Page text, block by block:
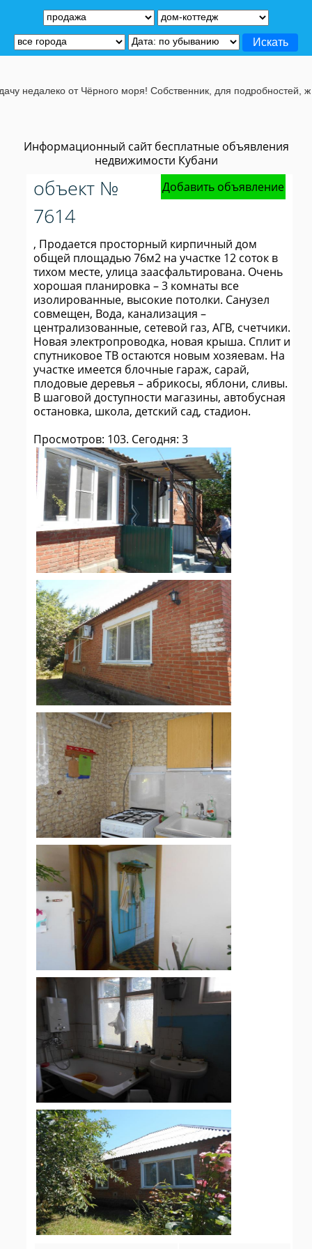
Информационный сайт бесплатные объявления
недвижимости Кубани
Добавить объявление
объект №
7614
, Продается просторный кирпичный дом
общей площадью 76м2 на участке 12 соток в
тихом месте, улица заасфальтирована. Очень
хорошая планировка – 3 комнаты все
изолированные, высокие потолки. Санузел
совмещен, Вода, канализация –
централизованные, сетевой газ, АГВ, счетчики.
Новая электропроводка, новая крыша. Сплит и
спутниковое ТВ остаются новым хозяевам. На
участке имеется блочные гараж, сарай,
плодовые деревья – абрикосы, яблони, сливы.
В шаговой доступности магазины, автобусная
остановка, школа, детский сад, стадион.
Просмотров: 103. Сегодня: 3
от Чёрного моря! Собственник, для подробностей, жмите